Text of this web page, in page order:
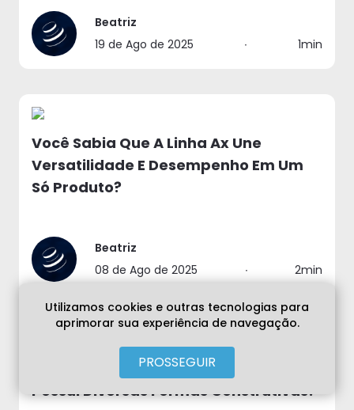
Beatriz
19 de Ago de 2025
∙ 1min
Você Sabia Que A Linha Ax Une
Versatilidade E Desempenho Em Um
Só Produto?
Beatriz
08 de Ago de 2025
∙ 2min
Você Sabia Que A Linha Ax Da Acriflex
Possui Diversas Formas Construtivas?
Utilizamos cookies e outras tecnologias para
aprimorar sua experiência de navegação.
PROSSEGUIR